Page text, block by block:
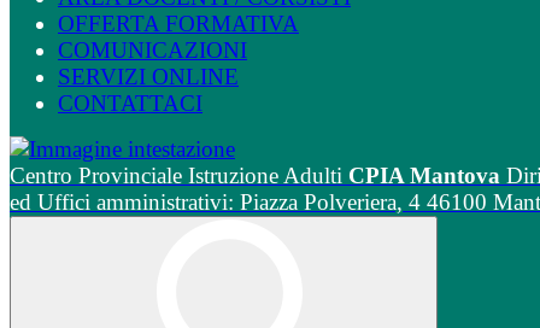
OFFERTA FORMATIVA
COMUNICAZIONI
SERVIZI ONLINE
CONTATTACI
Centro Provinciale Istruzione Adulti CPIA Mantova
ed Uffici amministrativi: Piazza Polveriera, 4 46100